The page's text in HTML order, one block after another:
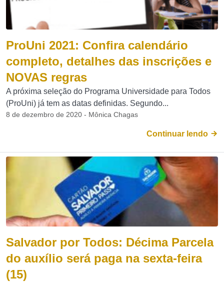
ProUni 2021: Confira calendário
completo, detalhes das inscrições e
NOVAS regras
A próxima seleção do Programa Universidade para Todos
(ProUni) já tem as datas definidas. Segundo...
8 de dezembro de 2020 - Mônica Chagas
Continuar lendo
Salvador por Todos: Décima Parcela
do auxílio será paga na sexta-feira
(15)